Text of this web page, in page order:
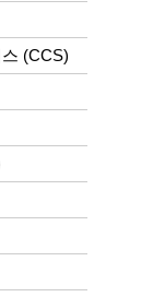
(CCS)